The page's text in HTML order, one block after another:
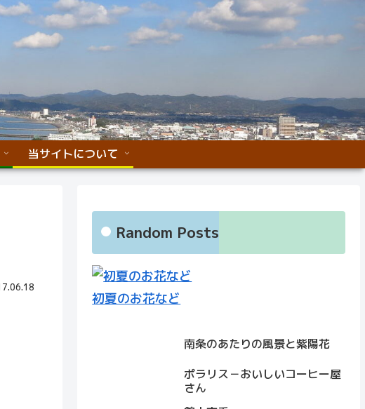
当サイトについて
Random Posts
初夏のお花など
南条のあたりの風景と紫陽花
ポラリス－おいしいコーヒー屋
さん